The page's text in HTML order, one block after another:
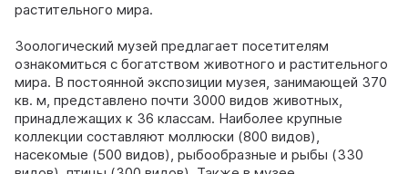
растительного мира.
Зоологический музей предлагает посетителям
ознакомиться с богатством животного и растительного
мира. В постоянной экспозиции музея, занимающей 370
кв. м, представлено почти 3000 видов животных,
принадлежащих к 36 классам. Наиболее крупные
коллекции составляют моллюски (800 видов),
насекомые (500 видов), рыбообразные и рыбы (330